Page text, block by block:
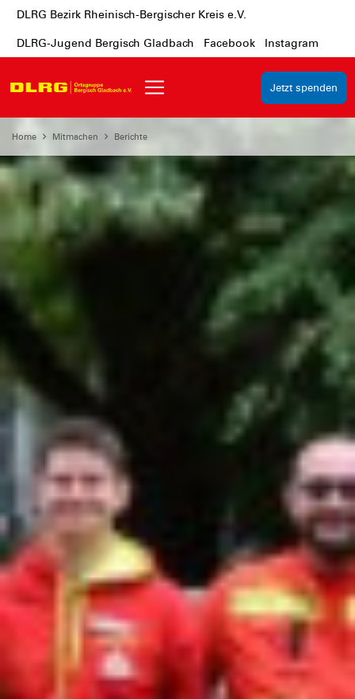
DLRG Bezirk Rheinisch-Bergischer Kreis e.V.
DLRG-Jugend Bergisch Gladbach Facebook Instagram
Jetzt spenden
Home Mitmachen Berichte